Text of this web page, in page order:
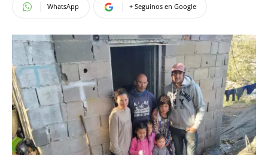
WhatsApp + Seguinos en Google